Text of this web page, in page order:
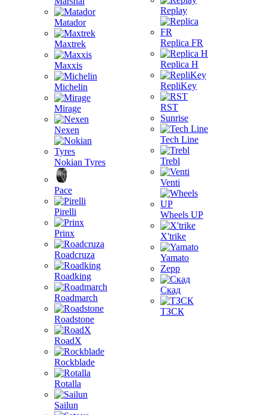
Matador
Maxtrek
Maxxis
Michelin
Mirage
Nexen
Nokian Tyres
Pace
Pirelli
Prinx
Roadcruza
Roadking
Roadmarch
Roadstone
RoadX
Rockblade
Rotalla
Sailun
Replay
Replica FR
Replica H
RepliKey
RST
Sunrise
Tech Line
Trebl
Venti
Wheels UP
X'trike
Yamato
Zepp
Скад
ТЗСК